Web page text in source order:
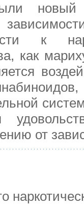
новый
к
как
от